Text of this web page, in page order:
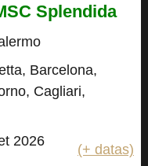
Splendida
Barcelona,
Cagliari,
2026
(+ datas)